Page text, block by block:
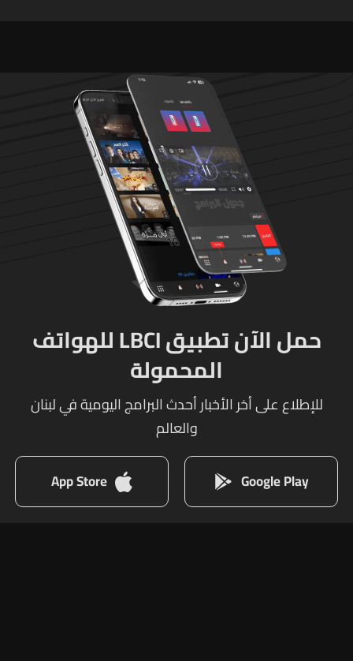
حمل الآن تطبيق LBCI للهواتف
المحمولة
للإطلاع على أخر الأخبار أحدث البرامج اليومية في لبنان
والعالم
Google Play
App Store